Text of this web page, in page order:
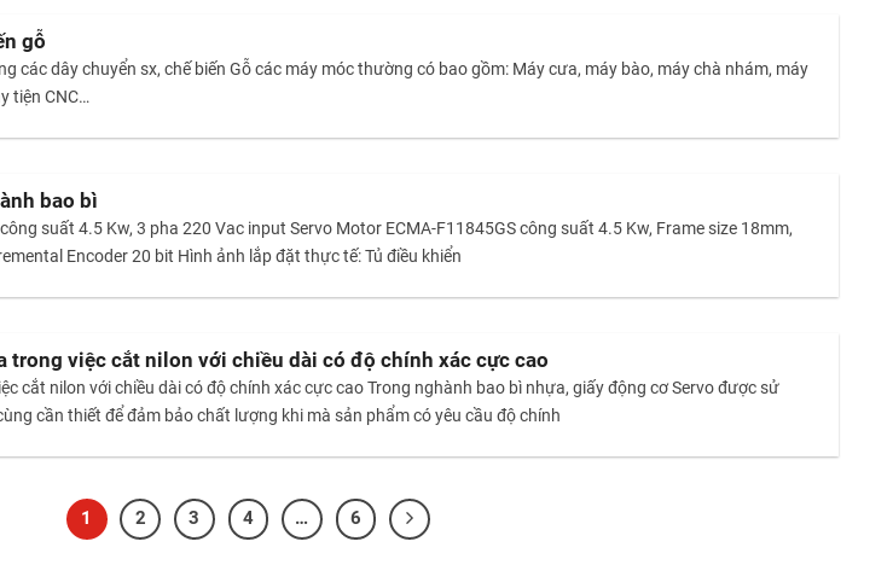
gỗ
các dây chuyển sx, chế biến Gỗ các máy móc thường có bao gồm: Máy cưa, máy bào, máy chà nhám, máy
máy tiện CNC…
bao bì
suất 4.5 Kw, 3 pha 220 Vac input Servo Motor ECMA-F11845GS công suất 4.5 Kw, Frame size 18mm,
Encoder 20 bit Hình ảnh lắp đặt thực tế: Tủ điều khiển
trong việc cắt nilon với chiều dài có độ chính xác cực cao
cắt nilon với chiều dài có độ chính xác cực cao Trong nghành bao bì nhựa, giấy động cơ Servo được sử
cần thiết để đảm bảo chất lượng khi mà sản phẩm có yêu cầu độ chính
1 2 3 4 … 6